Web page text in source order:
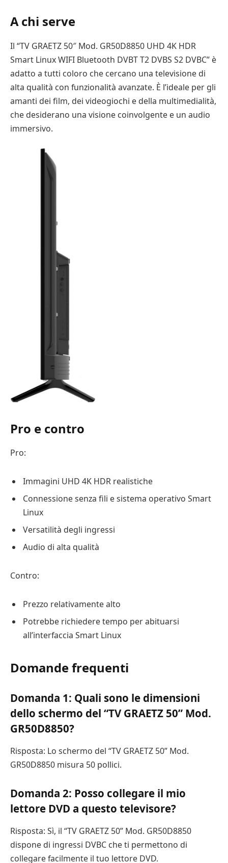
A chi serve
Il “TV GRAETZ 50″ Mod. GR50D8850 UHD 4K HDR
Smart Linux WIFI Bluetooth DVBT T2 DVBS S2 DVBC” è
adatto a tutti coloro che cercano una televisione di
alta qualità con funzionalità avanzate. È l’ideale per gli
amanti dei film, dei videogiochi e della multimedialità,
che desiderano una visione coinvolgente e un audio
immersivo.
Pro e contro
Pro:
Immagini UHD 4K HDR realistiche
Connessione senza fili e sistema operativo Smart
Linux
Versatilità degli ingressi
Audio di alta qualità
Contro:
Prezzo relativamente alto
Potrebbe richiedere tempo per abituarsi
all’interfaccia Smart Linux
Domande frequenti
Domanda 1: Quali sono le dimensioni
dello schermo del “TV GRAETZ 50” Mod.
GR50D8850?
Risposta: Lo schermo del “TV GRAETZ 50” Mod.
GR50D8850 misura 50 pollici.
Domanda 2: Posso collegare il mio
lettore DVD a questo televisore?
Risposta: Sì, il “TV GRAETZ 50” Mod. GR50D8850
dispone di ingressi DVBC che ti permettono di
collegare facilmente il tuo lettore DVD.